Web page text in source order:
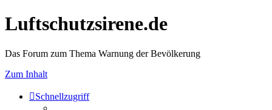
Luftschutzsirene.de
Das Forum zum Thema Warnung der Bevölkerung
Zum Inhalt
Schnellzugriff